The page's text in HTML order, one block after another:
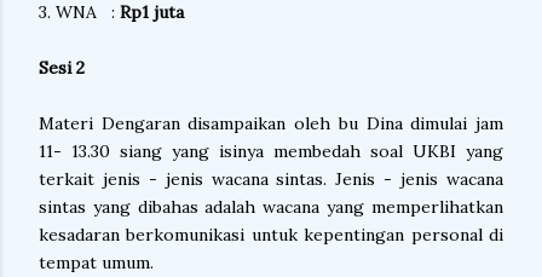
3. WNA : Rp1 juta
Sesi 2
Materi Dengaran disampaikan oleh bu Dina dimulai jam
11- 13.30 siang yang isinya membedah soal UKBI yang
terkait jenis - jenis wacana sintas. Jenis - jenis wacana
sintas yang dibahas adalah wacana yang memperlihatkan
kesadaran berkomunikasi untuk kepentingan personal di
tempat umum.